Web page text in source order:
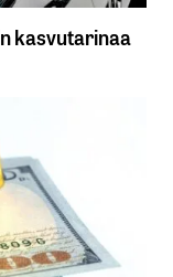
kasvutarinaa